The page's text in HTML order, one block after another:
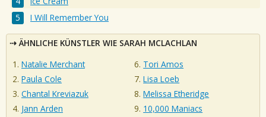
I Will Remember You
ÄHNLICHE KÜNSTLER WIE SARAH MCLACHLAN
Natalie Merchant
Paula Cole
Chantal Kreviazuk
Jann Arden
Tori Amos
Lisa Loeb
Melissa Etheridge
10,000 Maniacs